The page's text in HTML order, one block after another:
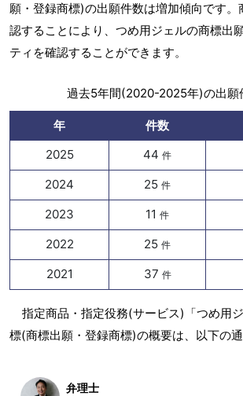
願・登録商標)の出願件数は増加傾向です。
認することにより、つめ用ジェルの商標出
ティを確認することができます。
過去5年間(2020-2025年)の出願
年 件数
2025
44 件
2024 25 件
2023 11 件
2022 25 件
2021 37 件
指定商品・指定役務(サービス)「つめ用
標(商標出願・登録商標)の概要は、以下の通
弁理士